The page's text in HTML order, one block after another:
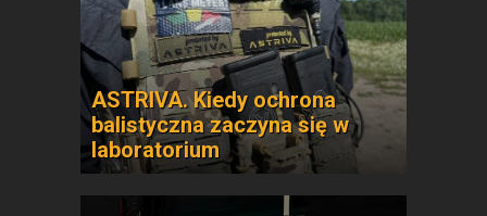
ASTRIVA. Kiedy ochrona
balistyczna zaczyna się w
laboratorium